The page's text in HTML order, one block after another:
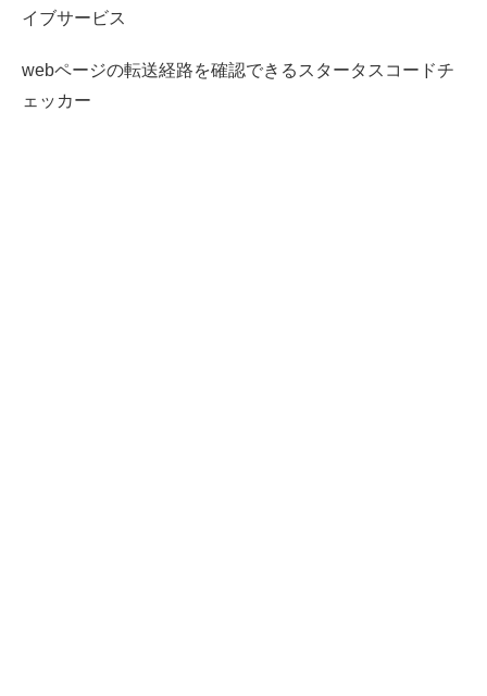
イブサービス
webページの転送経路を確認できるスタータスコードチ
ェッカー